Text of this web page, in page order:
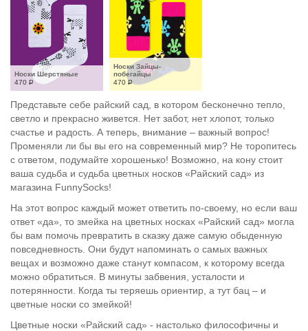
Носки Шерстяные
470 Р
Носки Зайцы-
побегайцы
470 Р
Представьте себе райский сад, в котором бесконечно тепло,
светло и прекрасно живется. Нет забот, нет хлопот, только
счастье и радость. А теперь, внимание – важный вопрос!
Променяли ли бы вы его на современный мир? Не торопитесь
с ответом, подумайте хорошенько! Возможно, на кону стоит
ваша судьба и судьба цветных носков «Райский сад» из
магазина FunnySocks!
На этот вопрос каждый может ответить по-своему, но если ваш
ответ «да», то змейка на цветных носках «Райский сад» могла
бы вам помочь превратить в сказку даже самую обыденную
повседневность. Они будут напоминать о самых важных
вещах и возможно даже станут компасом, к которому всегда
можно обратиться. В минуты забвения, усталости и
потерянности. Когда ты теряешь ориентир, а тут бац – и
цветные носки со змейкой!
Цветные носки «Райский сад» - настолько философичны и